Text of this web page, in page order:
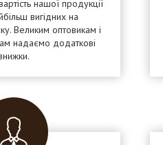
нашої продукції
вигідних на
Великим оптовикам і
надаємо додаткові